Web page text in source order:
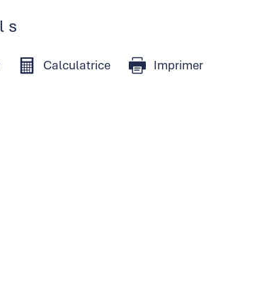
Calculatrice Imprimer